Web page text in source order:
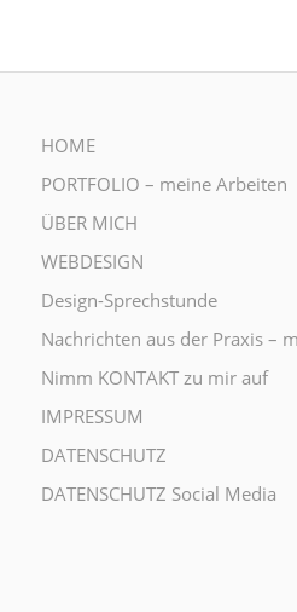
HOME
PORTFOLIO – meine Arbeiten
ÜBER MICH
WEBDESIGN
Design-Sprechstunde
Nachrichten aus der Praxis –
Nimm KONTAKT zu mir auf
IMPRESSUM
DATENSCHUTZ
DATENSCHUTZ Social Media